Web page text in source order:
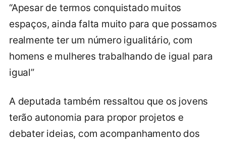
“Apesar de termos conquistado muitos
espaços, ainda falta muito para que possamos
realmente ter um número igualitário, com
homens e mulheres trabalhando de igual para
igual”
A deputada também ressaltou que os jovens
terão autonomia para propor projetos e
debater ideias, com acompanhamento dos